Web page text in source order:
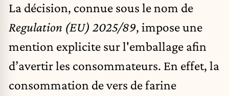
La décision, connue sous le nom de
Regulation (EU) 2025/89, impose une
mention explicite sur l'emballage afin
d’avertir les consommateurs. En effet, la
consommation de vers de farine